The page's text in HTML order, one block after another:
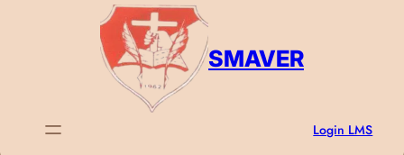
SMAVER
Login LMS